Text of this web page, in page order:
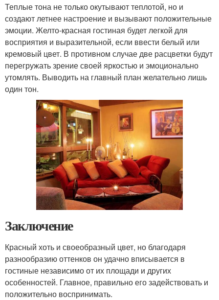
Теплые тона не только окутывают теплотой, но и
создают летнее настроение и вызывают положительные
эмоции. Желто-красная гостиная будет легкой для
восприятия и выразительной, если ввести белый или
кремовый цвет. В противном случае две расцветки будут
перегружать зрение своей яркостью и эмоционально
утомлять. Выводить на главный план желательно лишь
один тон.
Заключение
Красный хоть и своеобразный цвет, но благодаря
разнообразию оттенков он удачно вписывается в
гостиные независимо от их площади и других
особенностей. Главное, правильно его задействовать и
положительно воспринимать.